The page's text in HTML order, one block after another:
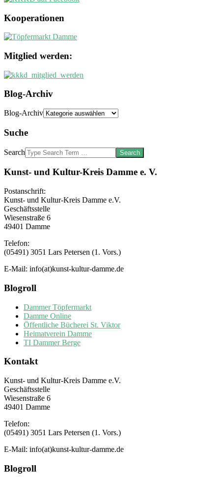
Kooperationen
Mitglied werden:
Blog-Archiv
Blog-Archiv
Suche
Search
Kunst- und Kultur-Kreis Damme e. V.
Postanschrift:
Kunst- und Kultur-Kreis Damme e.V.
Geschäftsstelle
Wiesenstraße 6
49401 Damme
Telefon:
(05491) 3051 Lars Petersen (1. Vors.)
E-Mail: info(at)kunst-kultur-damme.de
Blogroll
Dammer Töpfermarkt
Damme Online
Öffentliche Bücherei St. Viktor
Heimatverein Damme
TI Dammer Berge
Kontakt
Kunst- und Kultur-Kreis Damme e.V.
Geschäftsstelle
Wiesenstraße 6
49401 Damme
Telefon:
(05491) 3051 Lars Petersen (1. Vors.)
E-Mail: info(at)kunst-kultur-damme.de
Blogroll